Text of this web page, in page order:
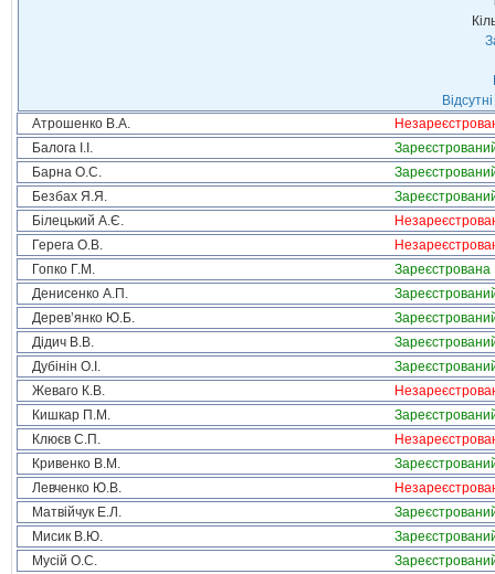
Атрошенко В.А.
Балога І.І.
Барна О.С.
Безбах Я.Я.
Білецький А.Є.
Герега О.В.
Гопко Г.М.
Зареєстрована
Денисенко А.П.
Дерев’янко Ю.Б.
Дідич В.В.
Дубінін О.І.
Жеваго К.В.
Кишкар П.М.
Клюєв С.П.
Кривенко В.М.
Левченко Ю.В.
Матвійчук Е.Л.
Мисик В.Ю.
Мусій О.С.